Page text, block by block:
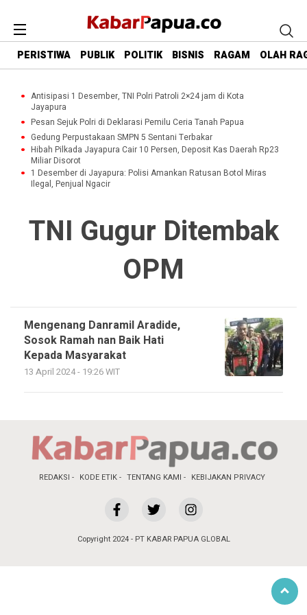
PERISTIWA PUBLIK POLITIK BISNIS RAGAM OLAH
Antisipasi 1 Desember, TNI Polri Patroli 2×24 jam di Kota
Jayapura
Pesan Sejuk Polri di Deklarasi Pemilu Ceria Tanah Papua
Gedung Perpustakaan SMPN 5 Sentani Terbakar
Hibah Pilkada Jayapura Cair 10 Persen, Deposit Kas Daerah Rp23
Miliar Disorot
1 Desember di Jayapura: Polisi Amankan Ratusan Botol Miras
Ilegal, Penjual Ngacir
TNI Gugur Ditembak
OPM
Mengenang Danramil Aradide,
Sosok Ramah nan Baik Hati
Kepada Masyarakat
13 April 2024 - 19:26 WIT
REDAKSI KODE ETIK TENTANG KAMI KEBIJAKAN PRIVACY
Copyright 2024 - PT KABAR PAPUA GLOBAL